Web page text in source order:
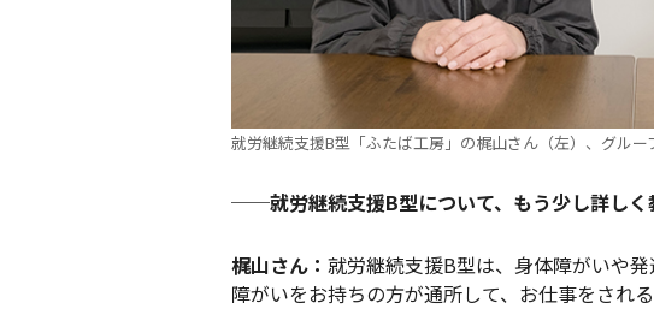
就労継続支援B型「ふたば工房」の梶山さん（左）、グルー
──就労継続支援B型について、もう少し詳しく
梶山さん： 就労継続支援B型は、身体障がいや
障がいをお持ちの方が通所して、お仕事をされ